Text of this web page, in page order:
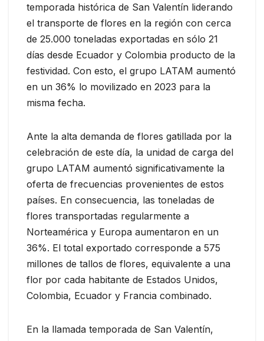
temporada histórica de San Valentín liderando
el transporte de flores en la región con cerca
de 25.000 toneladas exportadas en sólo 21
días desde Ecuador y Colombia producto de la
festividad. Con esto, el grupo LATAM aumentó
en un 36% lo movilizado en 2023 para la
misma fecha.
Ante la alta demanda de flores gatillada por la
celebración de este día, la unidad de carga del
grupo LATAM aumentó significativamente la
oferta de frecuencias provenientes de estos
países. En consecuencia, las toneladas de
flores transportadas regularmente a
Norteamérica y Europa aumentaron en un
36%. El total exportado corresponde a 575
millones de tallos de flores, equivalente a una
flor por cada habitante de Estados Unidos,
Colombia, Ecuador y Francia combinado.
En la llamada temporada de San Valentín,